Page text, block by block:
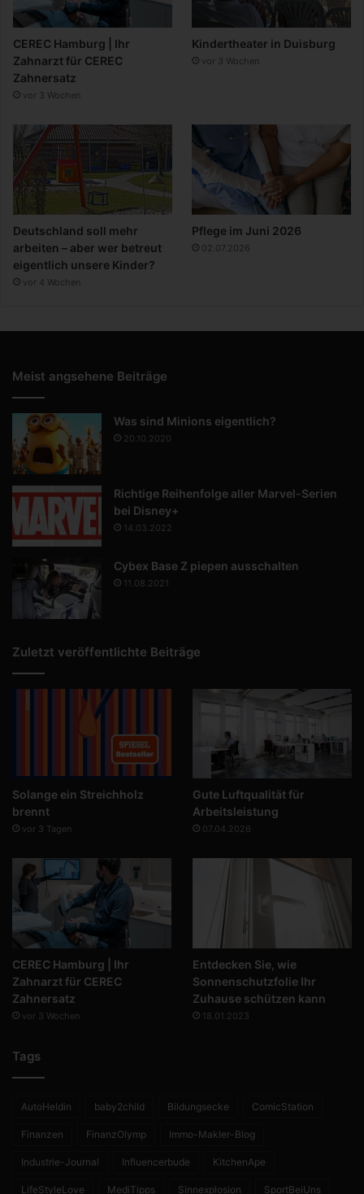
CEREC Hamburg | Ihr
Zahnarzt für CEREC
Zahnersatz
vor 3 Wochen
Kindertheater in Duisburg
vor 3 Wochen
Deutschland soll mehr
arbeiten – aber wer betreut
eigentlich unsere Kinder?
vor 4 Wochen
Pflege im Juni 2026
02.07.2026
Meist angsehene Beiträge
Was sind Minions eigentlich?
20.10.2020
Richtige Reihenfolge aller Marvel-Serien
bei Disney+
14.03.2022
Cybex Base Z piepen ausschalten
11.08.2021
Zuletzt veröffentlichte Beiträge
Solange ein Streichholz
brennt
vor 3 Tagen
Gute Luftqualität für
Arbeitsleistung
07.04.2026
CEREC Hamburg | Ihr
Zahnarzt für CEREC
Zahnersatz
vor 3 Wochen
Entdecken Sie, wie
Sonnenschutzfolie Ihr
Zuhause schützen kann
18.01.2023
Tags
AutoHeldin baby2child Bildungsecke ComicStation
Finanzen FinanzOlymp Immo-Makler-Blog
Industrie-Journal Influencerbude KitchenApe
LifeStyleLove MediTipps Sinnexplosion SportBeiUns